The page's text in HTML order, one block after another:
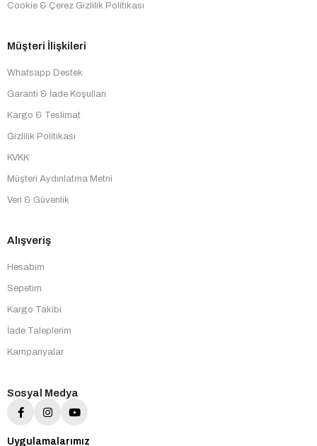
Cookie & Çerez Gizlilik Politikası
Müşteri İlişkileri
Whatsapp Destek
Garanti & İade Koşulları
Kargo & Teslimat
Gizlilik Politikası
KVKK
Müşteri Aydınlatma Metni
Veri & Güvenlik
Alışveriş
Hesabım
Sepetim
Kargo Takibi
İade Taleplerim
Kampanyalar
Sosyal Medya
Uygulamalarımız